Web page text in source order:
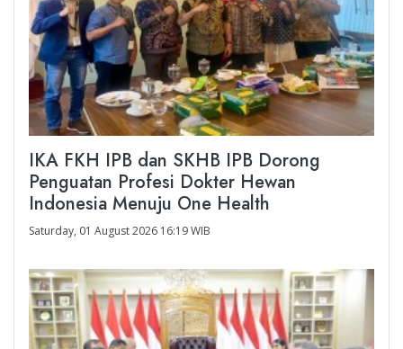
IKA FKH IPB dan SKHB IPB Dorong
Penguatan Profesi Dokter Hewan
Indonesia Menuju One Health
Saturday, 01 August 2026 16:19 WIB